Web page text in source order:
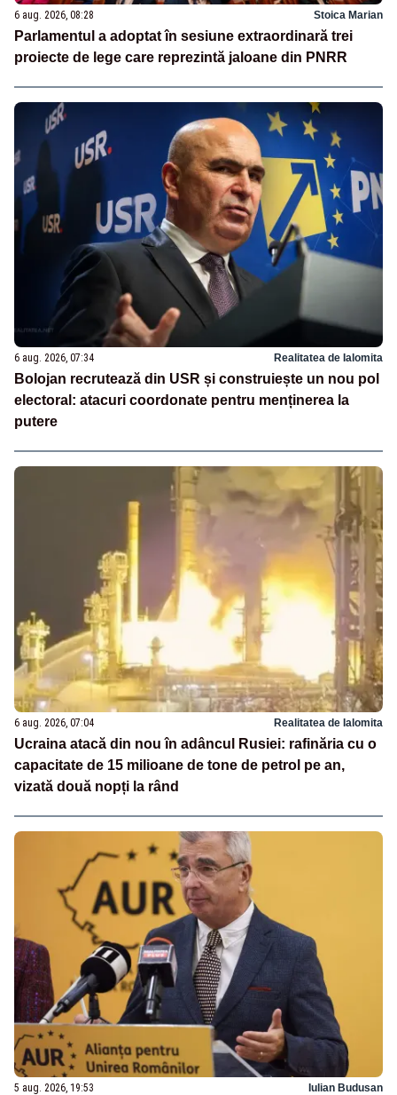
6 aug. 2026, 08:28 Stoica Marian
Parlamentul a adoptat în sesiune extraordinară trei
proiecte de lege care reprezintă jaloane din PNRR
6 aug. 2026, 07:34 Realitatea de Ialomita
Bolojan recrutează din USR și construiește un nou pol
electoral: atacuri coordonate pentru menținerea la
putere
6 aug. 2026, 07:04 Realitatea de Ialomita
Ucraina atacă din nou în adâncul Rusiei: rafinăria cu o
capacitate de 15 milioane de tone de petrol pe an,
vizată două nopți la rând
5 aug. 2026, 19:53 Iulian Budusan